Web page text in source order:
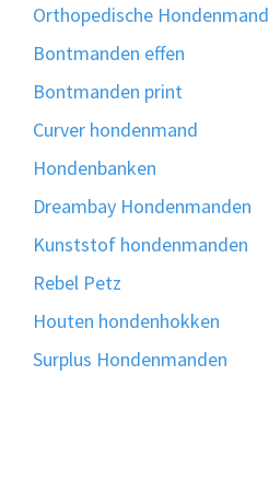
Orthopedische Hondenmand
Bontmanden effen
Bontmanden print
Curver hondenmand
Hondenbanken
Dreambay Hondenmanden
Kunststof hondenmanden
Rebel Petz
Houten hondenhokken
Surplus Hondenmanden